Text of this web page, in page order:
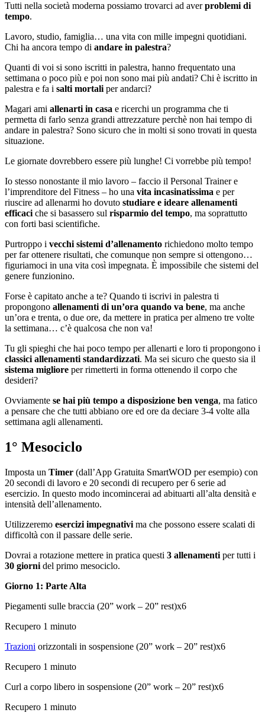
Tutti nella società moderna possiamo trovarci ad averproblemi di
tempo.
Lavoro, studio, famiglia… una vita con mille impegni quotidiani.
Chi ha ancora tempo di andare in palestra?
Quanti di voi si sono iscritti in palestra, hanno frequentato una
settimana o poco più e poi non sono mai più andati? Chi è iscritto in
palestra e fa i salti mortali per andarci?
Magari ami allenarti in casa e ricerchi un programma che ti
permetta di farlo senza grandi attrezzature perchè non hai tempo di
andare in palestra? Sono sicuro che in molti si sono trovati in questa
situazione.
Le giornate dovrebbero essere più lunghe! Ci vorrebbe più tempo!
Io stesso nonostante il mio lavoro – faccio il Personal Trainer e
l’imprenditore del Fitness – ho una vita incasinatissima e per
riuscire ad allenarmi ho dovuto studiare e ideare allenamenti
efficaci che si basassero sul risparmio del tempo, ma soprattutto
con forti basi scientifiche.
Purtroppo i vecchi sistemi d’allenamento richiedono molto tempo
per far ottenere risultati, che comunque non sempre si ottengono…
figuriamoci in una vita così impegnata. È impossibile che sistemi del
genere funzionino.
Forse è capitato anche a te? Quando ti iscrivi in palestra ti
propongono allenamenti di un’ora quando va bene, ma anche
un’ora e trenta, o due ore, da mettere in pratica per almeno tre volte
la settimana… c’è qualcosa che non va!
Tu gli spieghi che hai poco tempo per allenarti e loro ti propongono i
classici allenamenti standardizzati. Ma sei sicuro che questo sia il
sistema migliore per rimetterti in forma ottenendo il corpo che
desideri?
Ovviamente se hai più tempo a disposizione ben venga, ma fatico
a pensare che che tutti abbiano ore ed ore da deciare 3-4 volte alla
settimana agli allenamenti.
1° Mesociclo
Imposta un Timer (dall’App Gratuita SmartWOD per esempio) con
20 secondi di lavoro e 20 secondi di recupero per 6 serie ad
esercizio. In questo modo incomincerai ad abituarti all’alta densità e
intensità dell’allenamento.
Utilizzeremo esercizi impegnativi ma che possono essere scalati di
difficoltà con il passare delle serie.
Dovrai a rotazione mettere in pratica questi 3 allenamenti per tutti i
30 giorni del primo mesociclo.
Giorno 1: Parte Alta
Piegamenti sulle braccia (20” work – 20” rest)x6
Recupero 1 minuto
Trazioni orizzontali in sospensione (20” work – 20” rest)x6
Recupero 1 minuto
Curl a corpo libero in sospensione (20” work – 20” rest)x6
Recupero 1 minuto